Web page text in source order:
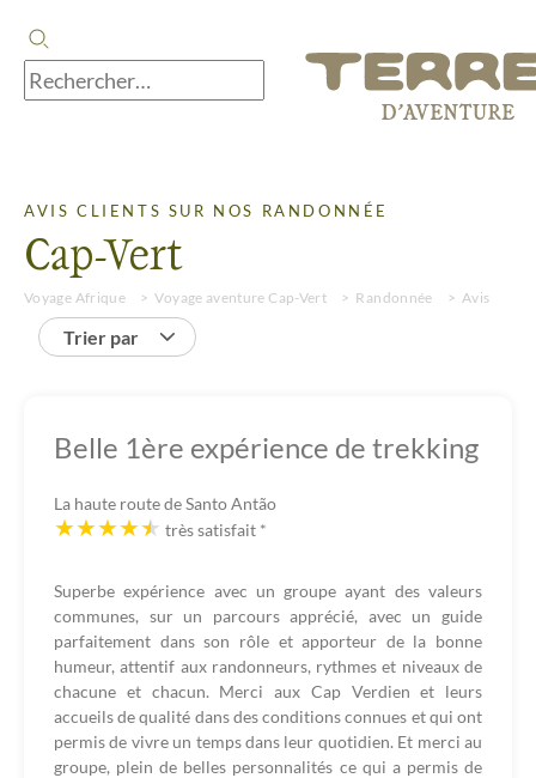
AVIS CLIENTS SUR NOS RANDONNÉE
Cap-Vert
Voyage Afrique Voyage aventure Cap-Vert Randonnée Avis
Trier par
Belle 1ère expérience de trekking
La haute route de Santo Antão
très satisfait *
Superbe expérience avec un groupe ayant des valeurs
communes, sur un parcours apprécié, avec un guide
parfaitement dans son rôle et apporteur de la bonne
humeur, attentif aux randonneurs, rythmes et niveaux de
chacune et chacun. Merci aux Cap Verdien et leurs
accueils de qualité dans des conditions connues et qui ont
permis de vivre un temps dans leur quotidien. Et merci au
groupe, plein de belles personnalités ce qui a permis de